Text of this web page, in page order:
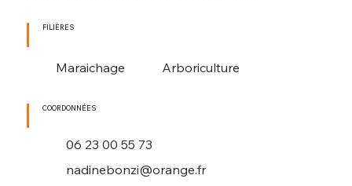
COORDONNÉES
06 23 00 55 73
nadinebonzi@orange.fr
Maraichage Arboriculture
FILIÈRES